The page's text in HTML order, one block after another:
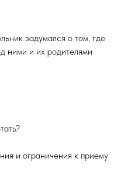
задумался о том, где
ними и их родителями
и ограничения к приему